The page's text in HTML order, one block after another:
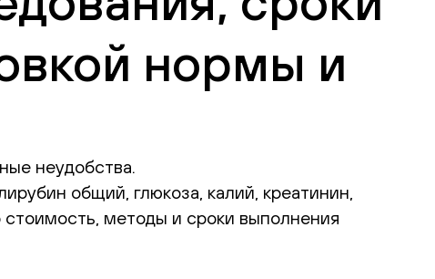
нормы и
неудобства.
общий, глюкоза, калий, креатинин,
методы и сроки выполнения